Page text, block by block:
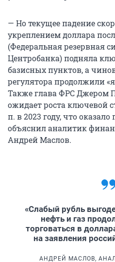
— Но текущее падение
укреплением доллара
(Федеральная резервная
Центробанка) подняла
базисных пунктов, а
регулятора продолжили
Также глава ФРС Джером
ожидает роста ключевой
п. в 2023 году, что
объяснил аналитик
Андрей Маслов.
«Слабый рубль
нефть и газ
торговаться в
на заявления
АНДРЕЙ МАСЛОВ,